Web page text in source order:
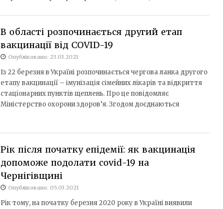
В області розпочинається другий етап
вакцинації від COVID-19
Опубліковано: 23.03.2021
Із 22 березня в Україні розпочинається чергова ланка другого
етапу вакцинації – імунізація сімейних лікарів та відкриття
стаціонарних пунктів щеплень. Про це повідомляє
Міністерство охорони здоров’я. Згодом доєднаються
Рік після початку епідемії: як вакцинація
допоможе подолати covid-19 на
Чернігівщині
Опубліковано: 05.03.2021
Рік тому, на початку березня 2020 року в Україні виявили